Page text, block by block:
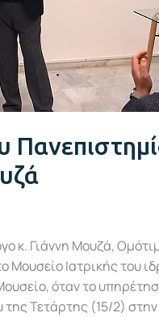
κ. Γιάννη Μουζά,
Μουσείο Ιατρικής του
όταν το
Τετάρτης (15/2)